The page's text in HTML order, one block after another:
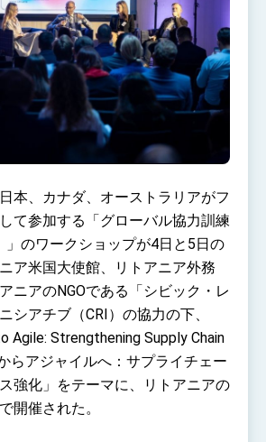
MOFA poll shows widespread support for
diplomacy approach
President Lai delivers 2026 New Year’s
Office thanks US President
Trump for signing Taiwan Assurance
Implementation Act
President Lai delivers 2025 National Day
Presidential Inauguration Speech
Major speeches
Remarks of the Ministry of
Affairs
government to open office in
Arizona, advancing Taiwan-US exchanges
and cooperation
本、カナダ、オーストラリアがフ
て参加する「グローバル協力訓練
」のワークショップが4日と5日の
ア米国大使館、リトアニア外務
ニアのNGOである「シビック・レ
シアチブ（CRI）の協力の下、
Agile: Strengthening Supply Chain
らアジャイルへ：サプライチェー
強化」をテーマに、リトアニアの
開催された。